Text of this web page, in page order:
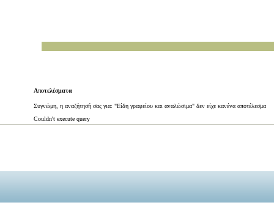
Αποτελέσματα
Συγνώμη, η αναζήτησή σας για: "Είδη γραφείου και αναλώσιμα" δεν είχε κανένα αποτέλεσμα
Couldn't execute query